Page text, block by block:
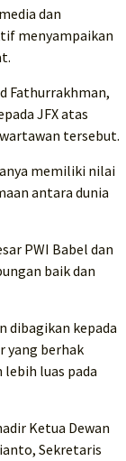
dan
menyampaikan
Fathurrakhman,
JFX atas
tersebut.
memiliki nilai
antara dunia
PWI Babel dan
baik dan
dibagikan kepada
yang berhak
luas pada
Ketua Dewan
Sekretaris